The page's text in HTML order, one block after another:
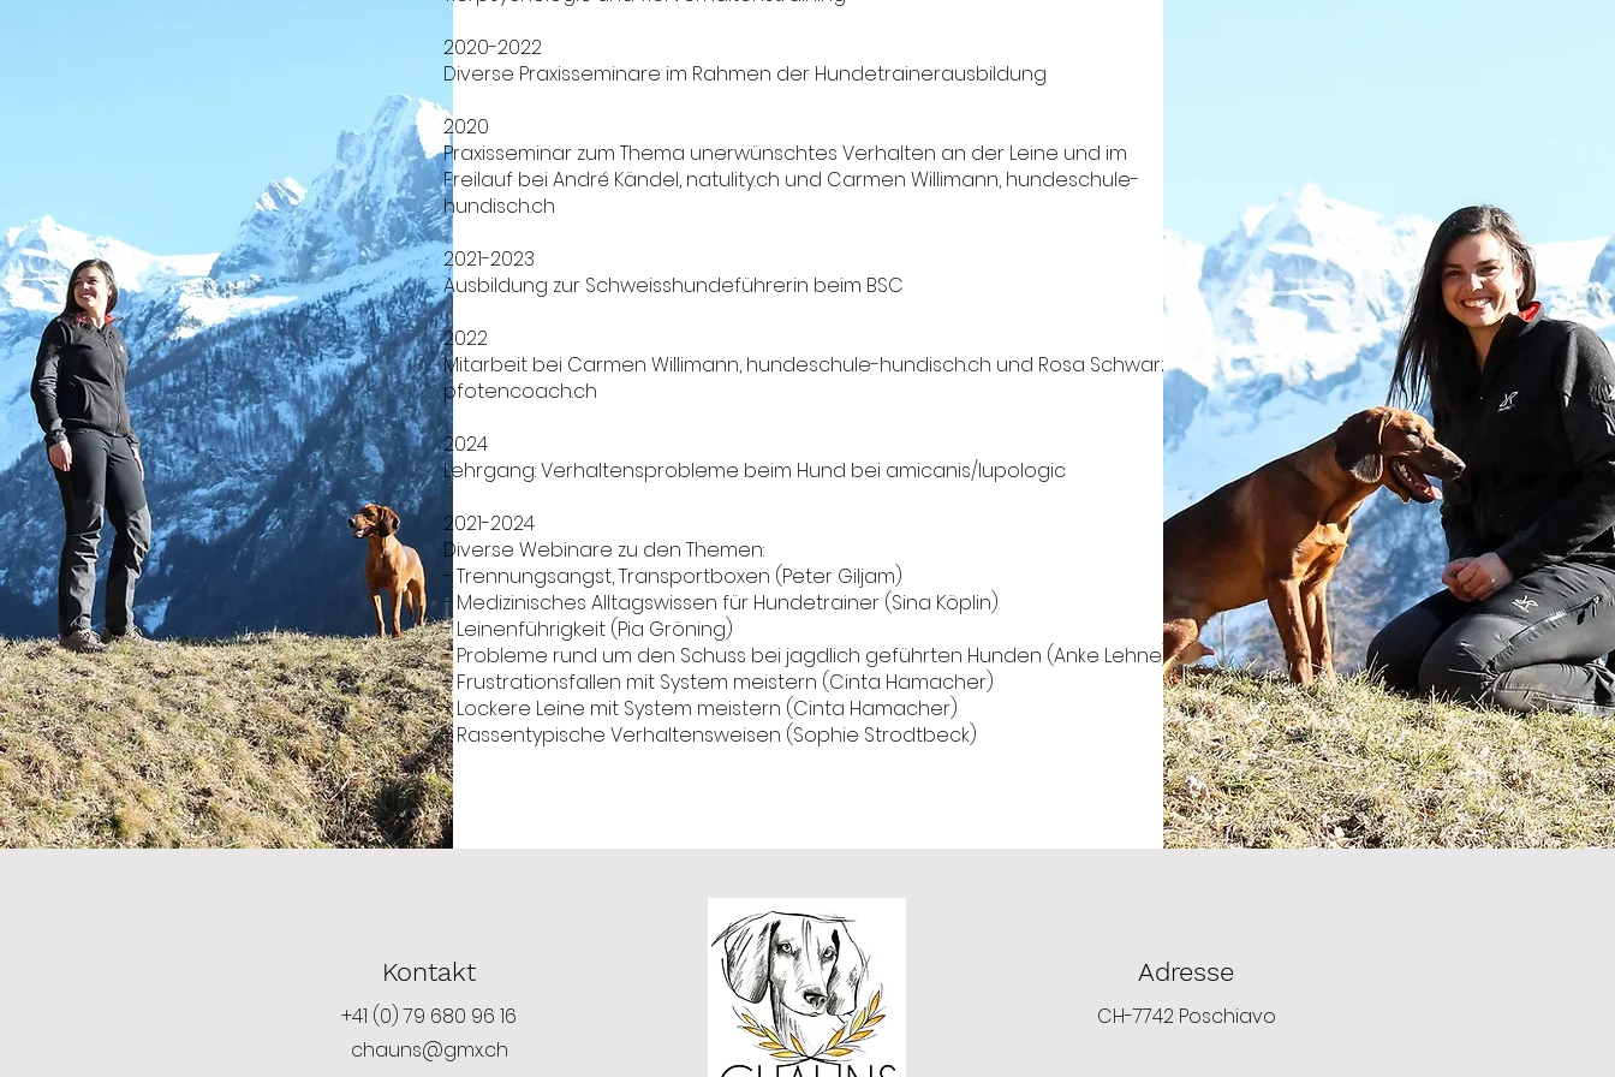
2020-2022
Diverse Praxisseminare im Rahmen der Hundetrainerausbildung
2020
Praxisseminar zum Thema unerwünschtes Verhalten an der Leine und im
Freilauf bei André Kändel, natulity.ch und Carmen Willimann, hundeschule-
hundisch.ch
2021-2023
Ausbildung zur Schweisshundeführerin beim BSC
2022
Mitarbeit bei Carmen Willimann, hundeschule-hundisch.ch und Rosa Schwarz,
pfotencoach.ch
2024
Lehrgang: Verhaltensprobleme beim Hund bei amicanis/lupologic
2021-2024
Diverse Webinare zu den Themen:
- Trennungsangst, Transportboxen (Peter Giljam)
- Medizinisches Alltagswissen für Hundetrainer (Sina Köplin)
- Leinenführigkeit (Pia Gröning)
- Probleme rund um den Schuss bei jagdlich geführten Hunden (Anke Lehne)
- Frustrationsfallen mit System meistern (Cinta Hamacher)
- Lockere Leine mit System meistern (Cinta Hamacher)
- Rassentypische Verhaltensweisen (Sophie Strodtbeck)
Kontakt
+41 (0) 79 680 96 16
chauns@gmx.ch
Adresse
CH-7742 Poschiavo